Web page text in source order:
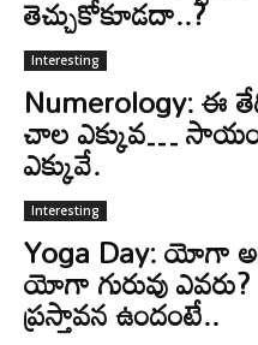
తెచ్చుకోకూడదా..?
Interesting
Numerology: ఈ
చాల ఎక్కువ…
ఎక్కువే.
Interesting
Yoga Day: యోగా
యోగా గురువు
ప్రస్తావన ఉందంటే..